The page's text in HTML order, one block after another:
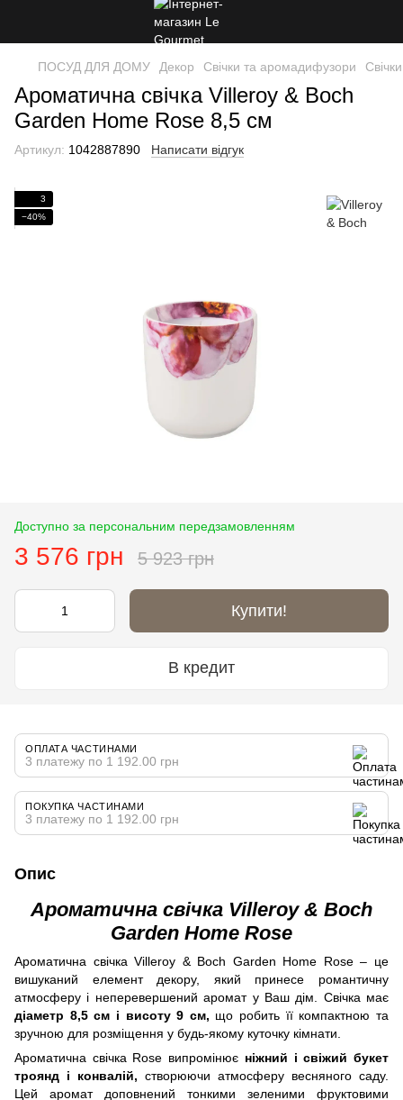
ПОСУД ДЛЯ ДОМУ Декор Свічки та аромадифузори
Ароматична свічка Villeroy & Boch
Garden Home Rose 8,5 см
Артикул: 1042887890 Написати відгук
3
−40%
Доступно за персональним передзамовленням
3 576 грн 5 923 грн
Купити!
В кредит
ОПЛАТА ЧАСТИНАМИ
3 платежу по 1 192.00 грн
ПОКУПКА ЧАСТИНАМИ
3 платежу по 1 192.00 грн
Опис
Ароматична свічка Villeroy & Boch
Garden Home Rose
Ароматична свічка Villeroy & Boch Garden Home Rose – це
вишуканий елемент декору, який принесе романтичну
атмосферу і неперевершений аромат у Ваш дім. Свічка має
діаметр 8,5 см і висоту 9 см, що робить її компактною та
зручною для розміщення у будь-якому куточку кімнати.
Ароматична свічка Rose випромінює ніжний і свіжий букет
троянд і конвалій, створюючи атмосферу весняного саду.
Цей аромат доповнений тонкими зеленими фруктовими